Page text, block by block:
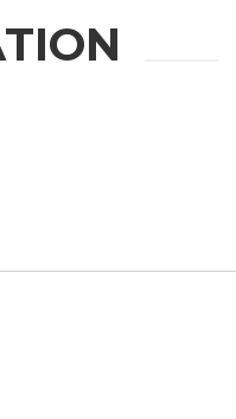
号通用数据保护条例
。